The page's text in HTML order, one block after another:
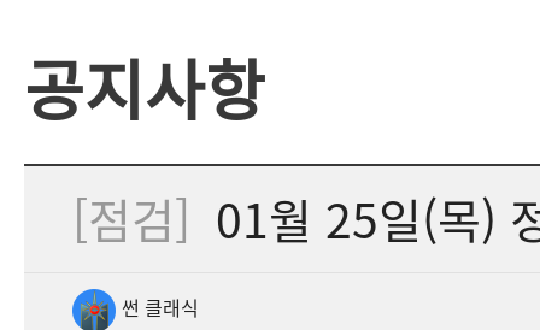
공지사항
[점검] 01월 25일(목)
썬 클래식